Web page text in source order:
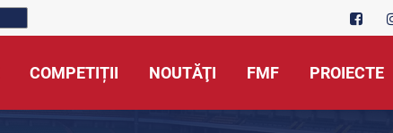
COMPETIȚII NOUTĂŢI FMF PROIECTE